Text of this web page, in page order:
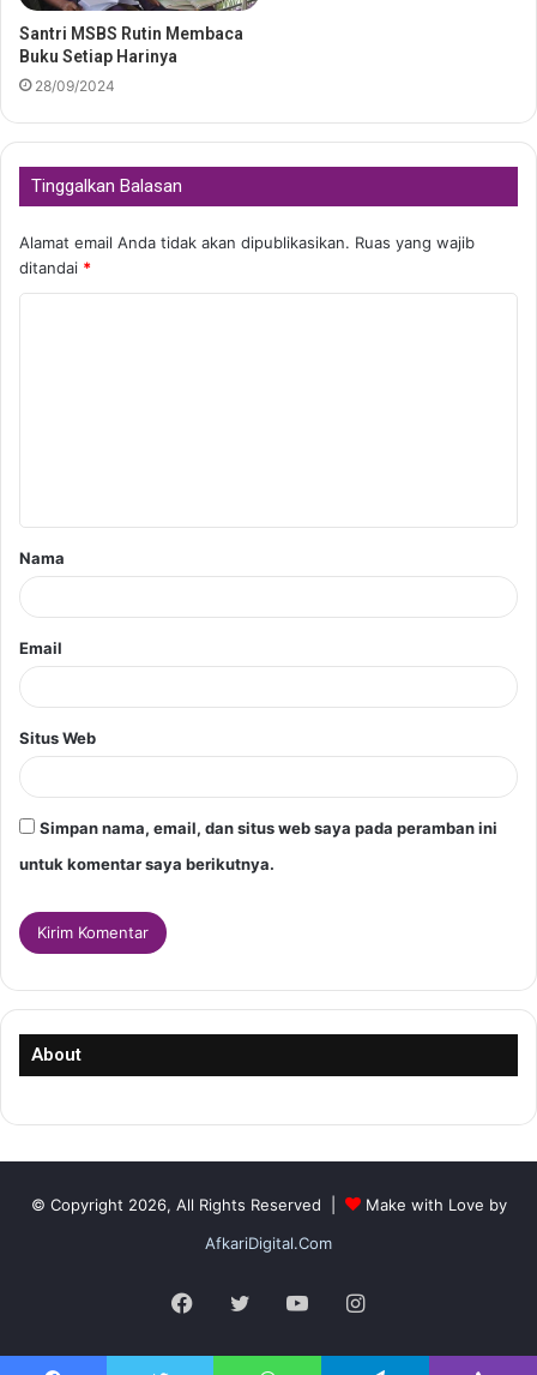
Santri MSBS Rutin Membaca
Buku Setiap Harinya
28/09/2024
Tinggalkan Balasan
Alamat email Anda tidak akan dipublikasikan. Ruas yang wajib
ditandai *
a
r
Nama
Email
Situs Web
Simpan nama, email, dan situs web saya pada peramban ini
untuk komentar saya berikutnya.
About
© Copyright 2026, All Rights Reserved |
Make with Love by
AfkariDigital.Com
Facebook
Twitter YouTubeInstagram